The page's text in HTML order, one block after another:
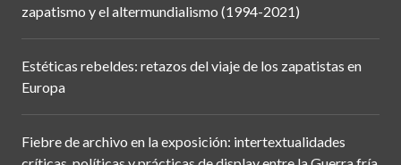
zapatismo y el altermundialismo (1994-2021)
Estéticas rebeldes: retazos del viaje de los zapatistas en
Europa
Fiebre de archivo en la exposición: intertextualidades